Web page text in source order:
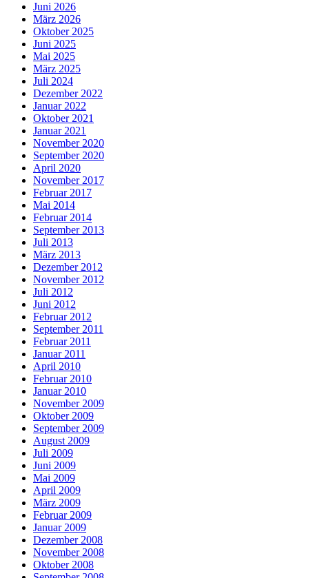
Juni 2026
März 2026
Oktober 2025
Juni 2025
Mai 2025
März 2025
Juli 2024
Dezember 2022
Januar 2022
Oktober 2021
Januar 2021
November 2020
September 2020
April 2020
November 2017
Februar 2017
Mai 2014
Februar 2014
September 2013
Juli 2013
März 2013
Dezember 2012
November 2012
Juli 2012
Juni 2012
Februar 2012
September 2011
Februar 2011
Januar 2011
April 2010
Februar 2010
Januar 2010
November 2009
Oktober 2009
September 2009
August 2009
Juli 2009
Juni 2009
Mai 2009
April 2009
März 2009
Februar 2009
Januar 2009
Dezember 2008
November 2008
Oktober 2008